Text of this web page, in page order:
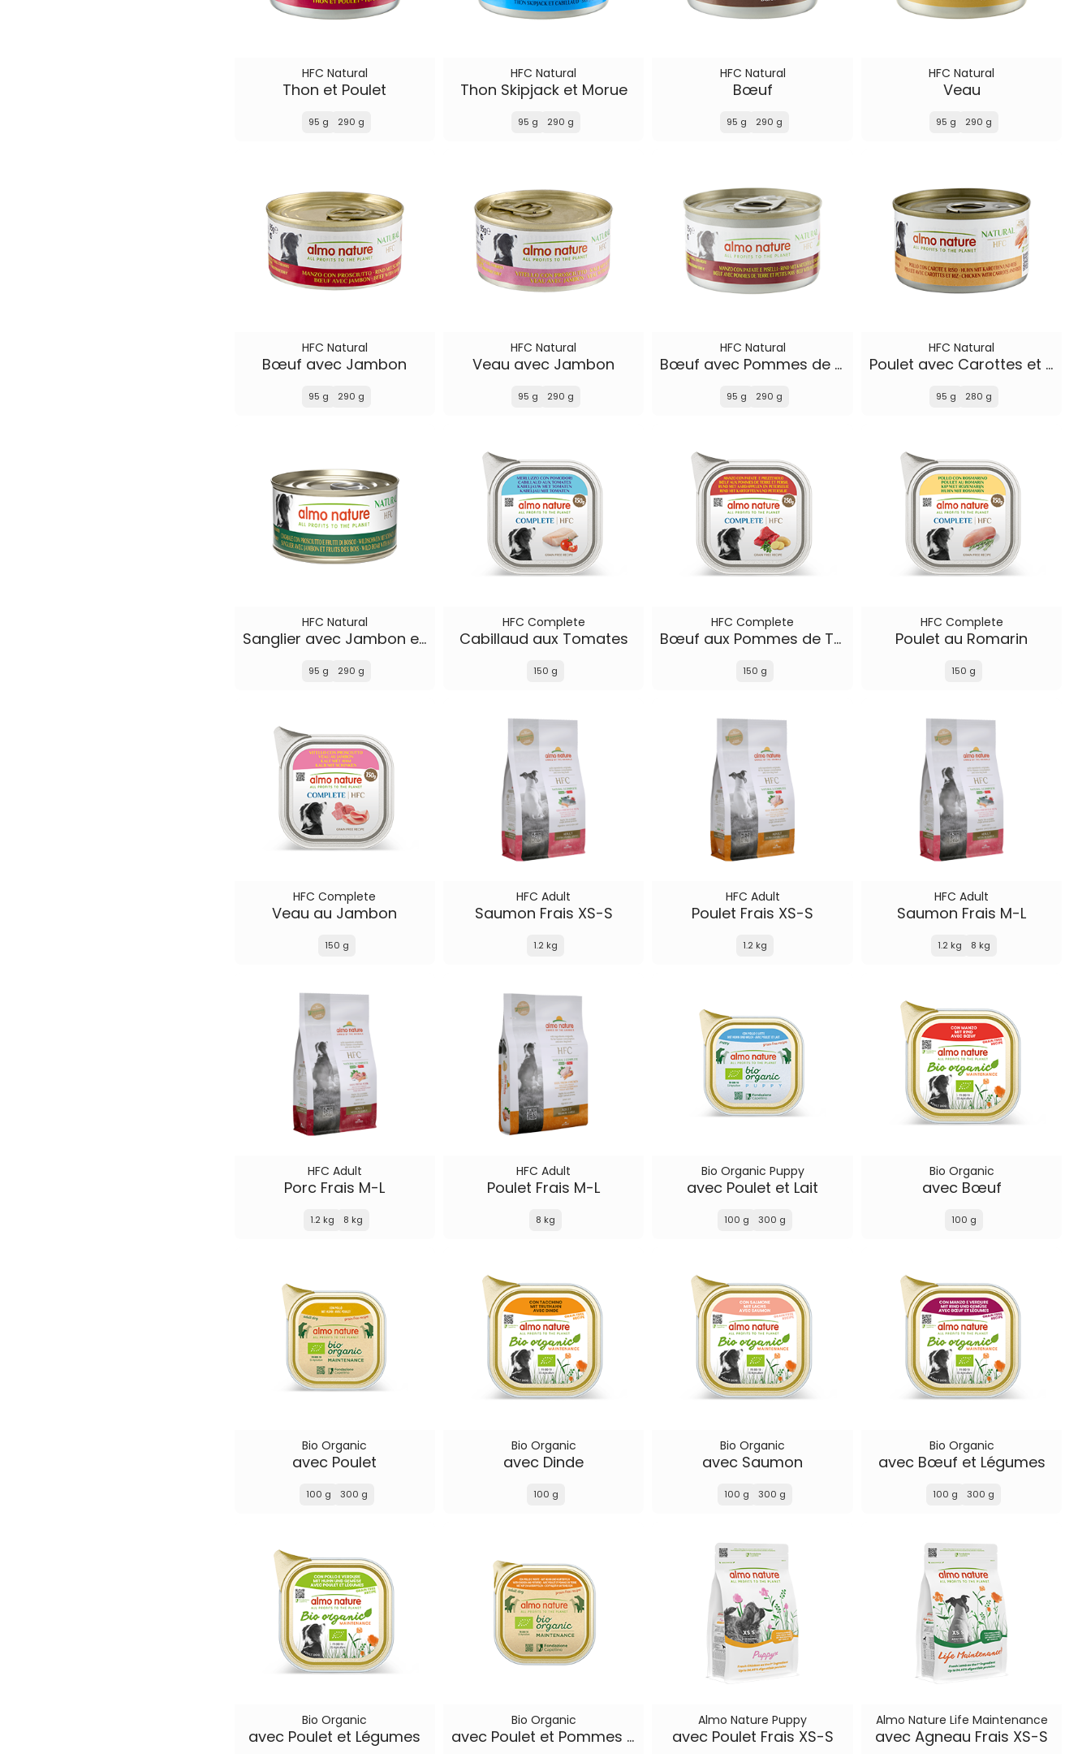
HFC Natural
Thon et Poulet
95 g 290 g
HFC Natural
Thon Skipjack et Morue
95 g 290 g
HFC Natural
Bœuf
95 g 290 g
HFC Natural
Veau
95 g 290 g
HFC Natural
Bœuf avec Jambon
95 g 290 g
HFC Natural
Veau avec Jambon
95 g 290 g
HFC Natural
Bœuf avec Pommes de Terre et Petits Pois
95 g 290 g
HFC Natural
Poulet avec Carottes et Riz
95 g 280 g
HFC Natural
Sanglier avec Jambon et Fruits des Bois
95 g 290 g
HFC Complete
Cabillaud aux Tomates
150 g
HFC Complete
Bœuf aux Pommes de Terre et Persil
150 g
HFC Complete
Poulet au Romarin
150 g
HFC Complete
Veau au Jambon
150 g
HFC Adult
Saumon Frais XS-S
1.2 kg
HFC Adult
Poulet Frais XS-S
1.2 kg
HFC Adult
Saumon Frais M-L
1.2 kg 8 kg
HFC Adult
Porc Frais M-L
1.2 kg 8 kg
HFC Adult
Poulet Frais M-L
8 kg
Bio Organic Puppy
avec Poulet et Lait
100 g 300 g
Bio Organic
avec Bœuf
100 g
Bio Organic
avec Poulet
100 g 300 g
Bio Organic
avec Dinde
100 g
Bio Organic
avec Saumon
100 g 300 g
Bio Organic
avec Bœuf et Légumes
100 g 300 g
Bio Organic
avec Poulet et Légumes
Bio Organic
avec Poulet et Pommes de Terre
Almo Nature Puppy
avec Poulet Frais XS-S
Almo Nature Life Maintenance
avec Agneau Frais XS-S